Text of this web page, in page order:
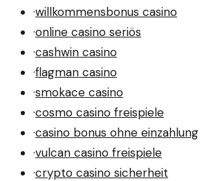
·willkommensbonus casino
·online casino seriös
·cashwin casino
·flagman casino
·smokace casino
·cosmo casino freispiele
·casino bonus ohne einzahlung
·vulcan casino freispiele
·crypto casino sicherheit